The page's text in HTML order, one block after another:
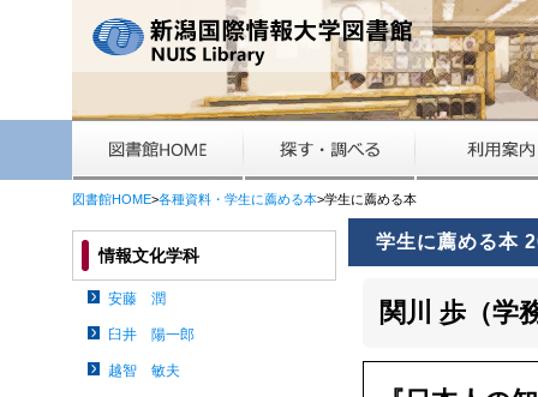
図書館HOME>各種資料・学生に薦める本>学生に薦める本
情報文化学科
安藤 潤
臼井 陽一郎
越智 敏夫
学生に薦める本
関川 歩（学